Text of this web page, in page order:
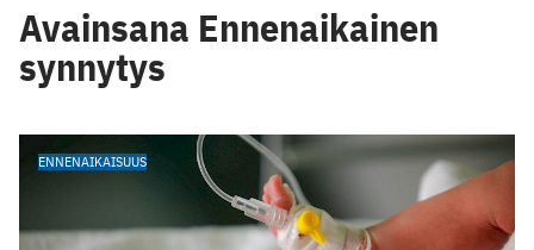
Avainsana Ennenaikainen
synnytys
ENNENAIKAISUUS